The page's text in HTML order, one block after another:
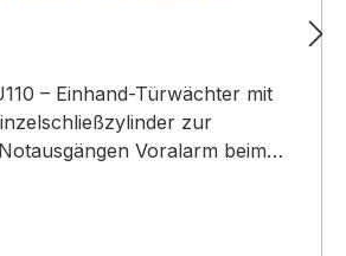
– Einhand-Türwächter mit
zur
Voralarm beim